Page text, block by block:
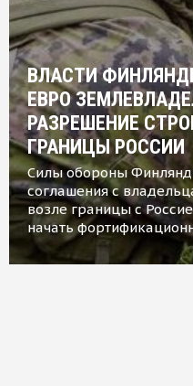
ВЛАСТИ
ЕВРО
РАЗРЕШЕНИЕ
ГРАНИЦЫ РОССИИ
Силы обороны
соглашения с
возле границы с
начать